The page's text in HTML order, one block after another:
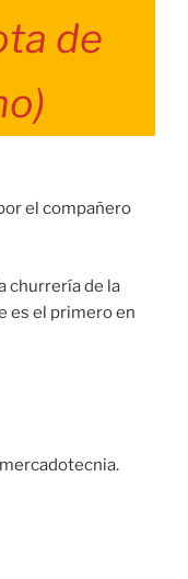
de
el compañero
churrería de la
es el primero en